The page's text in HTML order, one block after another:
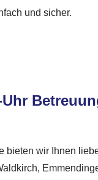
und sicher.
bieten wir Ihnen